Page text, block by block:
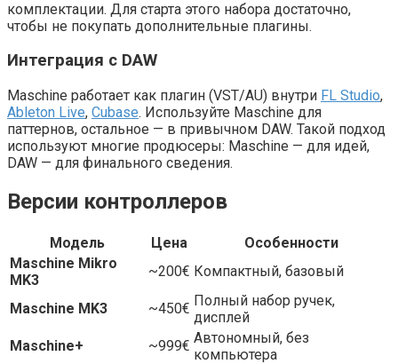
комплектации. Для старта этого набора достаточно,
чтобы не покупать дополнительные плагины.
Интеграция с DAW
Maschine работает как плагин (VST/AU) внутри FL Studio,
Ableton Live, Cubase. Используйте Maschine для
паттернов, остальное — в привычном DAW. Такой подход
используют многие продюсеры: Maschine — для идей,
DAW — для финального сведения.
Версии контроллеров
Модель Цена
Особенности
Maschine Mikro
MK3
~200€ Компактный, базовый
Maschine MK3 ~450€ Полный набор ручек,
дисплей
Maschine+
~999€ Автономный, без
компьютера